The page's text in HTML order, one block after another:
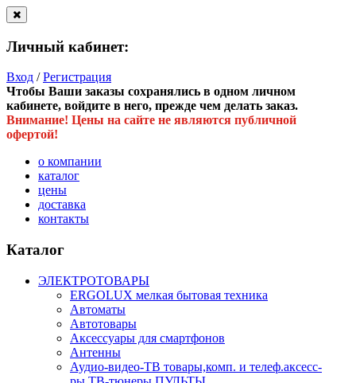
Личный кабинет:
Вход /Регистрация
Чтобы Ваши заказы сохранялись в одном личном
кабинете, войдите в него, прежде чем делать заказ.
Внимание! Цены на сайте не являются публичной
офертой!
о компании
каталог
цены
доставка
контакты
Каталог
ЭЛЕКТРОТОВАРЫ
ERGOLUX мелкая бытовая техника
Автоматы
Автотовары
Аксессуары для смартфонов
Антенны
Аудио-видео-ТВ товары,комп. и телеф.аксесс-